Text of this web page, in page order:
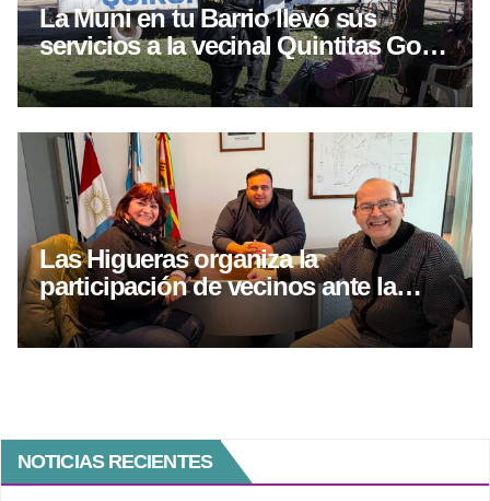
La Muni en tu Barrio llevó sus
servicios a la vecinal Quintitas Golf
en otro operativo territorial
Las Higueras organiza la
participación de vecinos ante la
visita del Papa León XIV
NOTICIAS RECIENTES